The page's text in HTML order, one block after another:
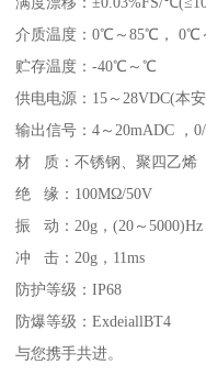
介质温度：
贮存温度：-40℃～℃
供电电源：15～28VDC(本
输出信号：4～20mADC ，
材 质：不锈钢、聚四乙烯
绝 缘：100MΩ/50V
振 动：20g，(20～5000)Hz
冲 击：20g，11ms
防护等级：IP68
防爆等级：ExdeiallBT4
与您携手共进。